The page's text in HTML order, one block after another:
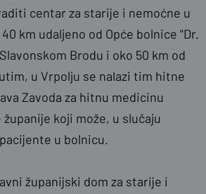
centar za starije i nemoćne u
km udaljeno od Opće bolnice "Dr.
Brodu i oko 50 km od
u Vrpolju se nalazi tim hitne
Zavoda za hitnu medicinu
koji može, u slučaju
u bolnicu.
županijski dom za starije i